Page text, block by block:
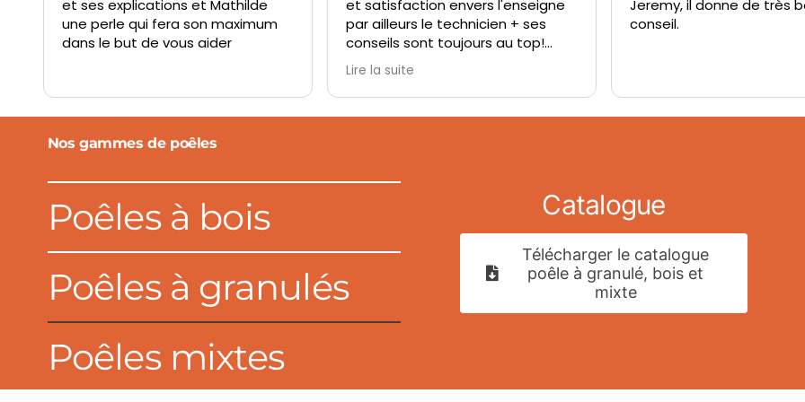
et ses explications et Mathilde
une perle qui fera son maximum
dans le but de vous aider
et satisfaction envers l'enseigne
par ailleurs le technicien + ses
conseils sont toujours au top!
L'accueil au tel lorsque l'on appelle
les équipes également!
Lire la suite
Jeremy, il donne de très
conseil.
Nos gammes de poêles
Poêles à bois
Poêles à granulés
Poêles mixtes
Catalogue
Télécharger le catalogue
poêle à granulé, bois et
mixte